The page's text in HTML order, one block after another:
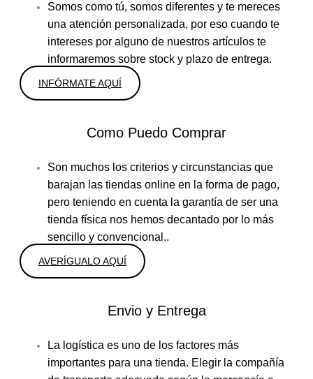
Somos como tú, somos diferentes y te mereces
una atención personalizada, por eso cuando te
intereses por alguno de nuestros artículos te
informaremos sobre stock y plazo de entrega.
INFÓRMATE AQUÍ
Como Puedo Comprar
Son muchos los criterios y circunstancias que
barajan las tiendas online en la forma de pago,
pero teniendo en cuenta la garantía de ser una
tienda física nos hemos decantado por lo más
sencillo y convencional..
AVERÍGUALO AQUÍ
Envio y Entrega
La logística es uno de los factores más
importantes para una tienda. Elegir la compañía